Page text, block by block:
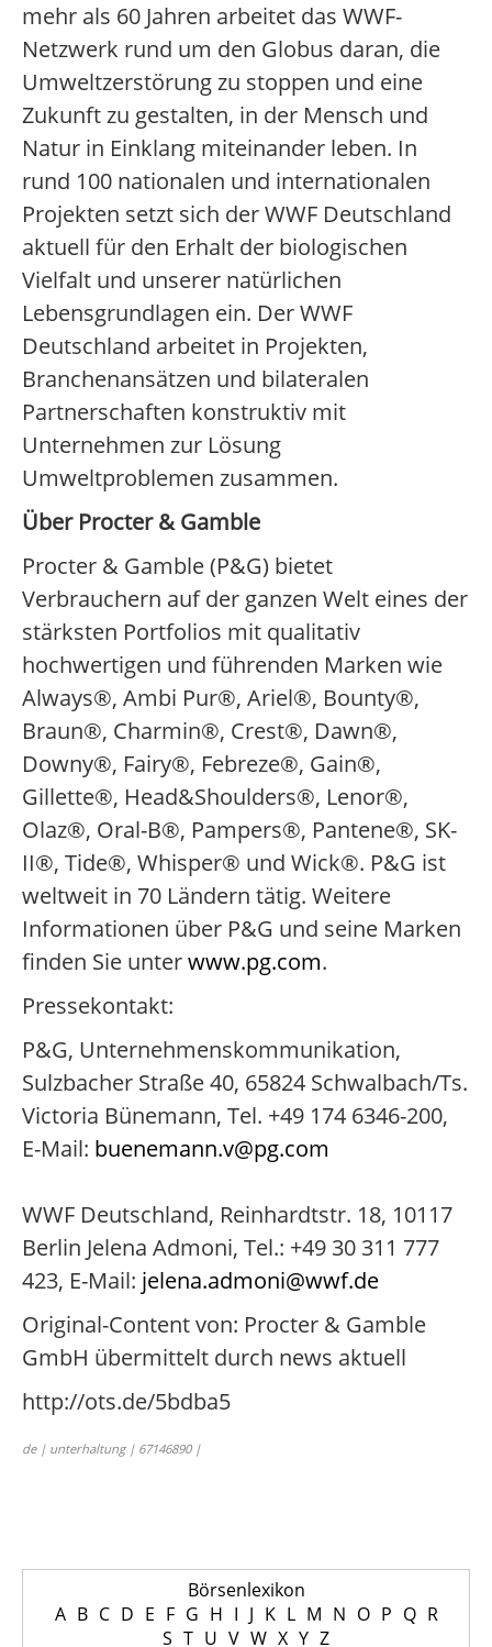
mehr als 60 Jahren arbeitet das WWF-
Netzwerk rund um den Globus daran, die
Umweltzerstörung zu stoppen und eine
Zukunft zu gestalten, in der Mensch und
Natur in Einklang miteinander leben. In
rund 100 nationalen und internationalen
Projekten setzt sich der WWF Deutschland
aktuell für den Erhalt der biologischen
Vielfalt und unserer natürlichen
Lebensgrundlagen ein. Der WWF
Deutschland arbeitet in Projekten,
Branchenansätzen und bilateralen
Partnerschaften konstruktiv mit
Unternehmen zur Lösung
Umweltproblemen zusammen.
Über Procter & Gamble
Procter & Gamble (P&G) bietet
Verbrauchern auf der ganzen Welt eines der
stärksten Portfolios mit qualitativ
hochwertigen und führenden Marken wie
Always®, Ambi Pur®, Ariel®, Bounty®,
Braun®, Charmin®, Crest®, Dawn®,
Downy®, Fairy®, Febreze®, Gain®,
Gillette®, Head&Shoulders®, Lenor®,
Olaz®, Oral-B®, Pampers®, Pantene®, SK-
II®, Tide®, Whisper® und Wick®. P&G ist
weltweit in 70 Ländern tätig. Weitere
Informationen über P&G und seine Marken
finden Sie unterwww.pg.com.
Pressekontakt:
P&G, Unternehmenskommunikation,
Sulzbacher Straße 40, 65824 Schwalbach/Ts.
Victoria Bünemann, Tel. +49 174 6346-200,
E-Mail: buenemann.v@pg.com
WWF Deutschland, Reinhardtstr. 18, 10117
Berlin Jelena Admoni, Tel.: +49 30 311 777
423, E-Mail: jelena.admoni@wwf.de
Original-Content von: Procter & Gamble
GmbH übermittelt durch news aktuell
http://ots.de/5bdba5
de | unterhaltung | 67146890 |
Börsenlexikon
A B C D E F G H I J K L M N O P Q R
S T U V W X Y Z